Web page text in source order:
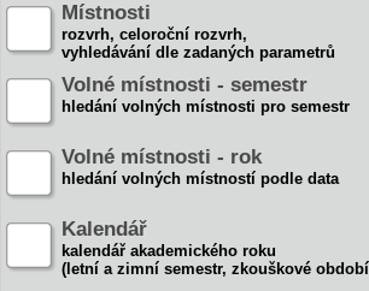
Místnosti
rozvrh, celoroční rozvrh,
vyhledávání dle zadaných parametrů
Volné místnosti - semestr
hledání volných místnosti pro semestr
Volné místnosti - rok
hledání volných místností podle data
Kalendář
kalendář akademického roku
(letní a zimní semestr, zkouškové